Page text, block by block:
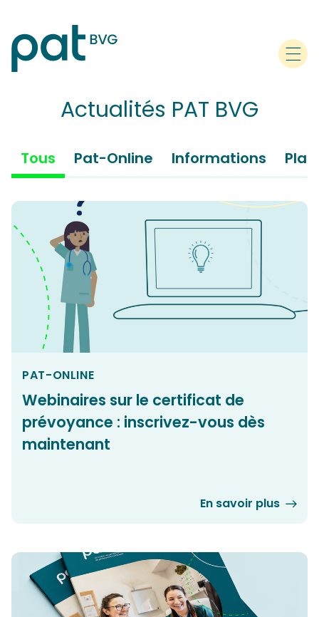
Actualités PAT BVG
Tous Pat-Online Informations
PAT-ONLINE
Webinaires sur le certificat de
prévoyance : inscrivez-vous dès
maintenant
En savoir plus